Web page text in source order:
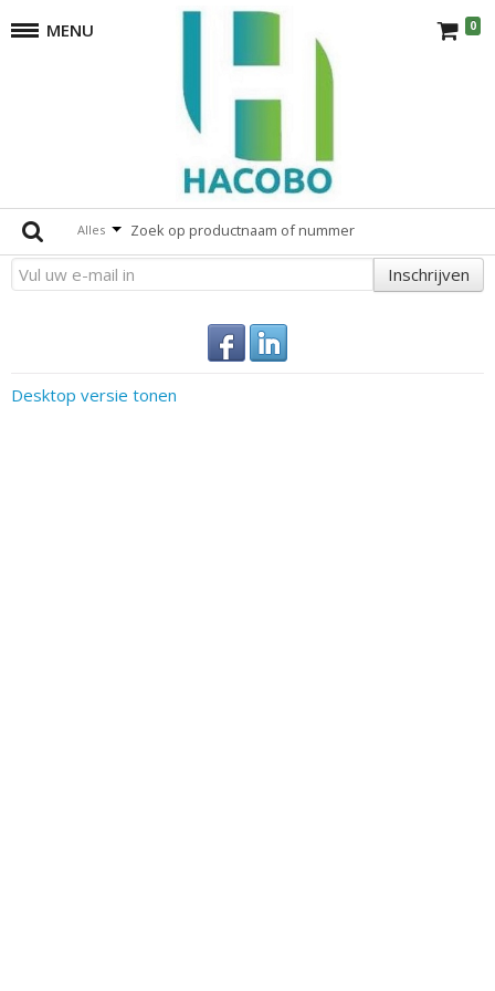
MENU 0
Alles
Trilplaten
Er zijn geen producten die overeenkomen met de selectie.
Altijd op de hoogte
Inschrijven
Desktop versie tonen